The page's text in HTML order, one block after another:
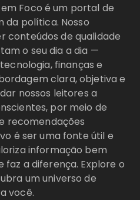
Foco é um portal de
da política. Nosso
conteúdos de qualidade
o seu dia a dia —
finanças e
clara, objetiva e
nossos leitores a
por meio de
recomendações
é ser uma fonte útil e
informação bem
a diferença. Explore o
um universo de
você.